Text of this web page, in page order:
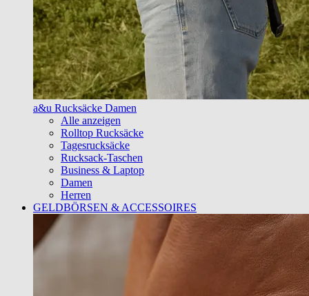
a&u Rucksäcke Damen
Alle anzeigen
Rolltop Rucksäcke
Tagesrucksäcke
Rucksack-Taschen
Business & Laptop
Damen
Herren
GELDBÖRSEN & ACCESSOIRES